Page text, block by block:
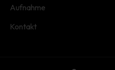
Aufnahme
Kontakt